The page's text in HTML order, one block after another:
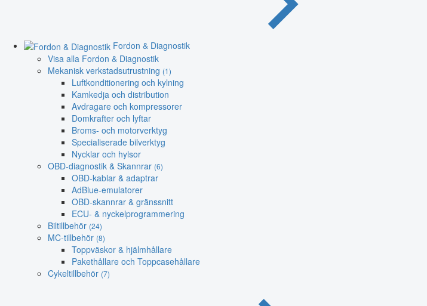
Fordon & Diagnostik
Visa alla Fordon & Diagnostik
Mekanisk verkstadsutrustning (1)
Luftkonditionering och kylning
Kamkedja och distribution
Avdragare och kompressorer
Domkrafter och lyftar
Broms- och motorverktyg
Specialiserade bilverktyg
Nycklar och hylsor
OBD-diagnostik & Skannrar (6)
OBD-kablar & adaptrar
AdBlue-emulatorer
OBD-skannrar & gränssnitt
ECU- & nyckelprogrammering
Biltillbehör (24)
MC-tillbehör (8)
Toppväskor & hjälmhållare
Pakethållare och Toppcasehållare
Cykeltillbehör (7)